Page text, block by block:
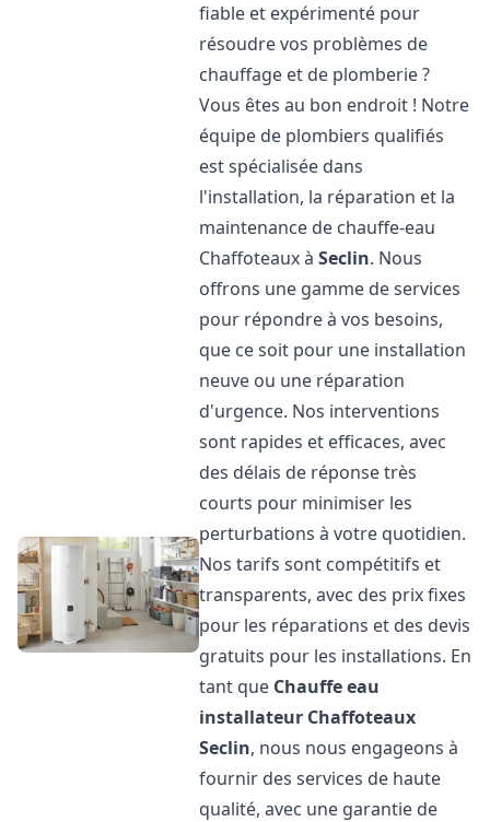
fiable et expérimenté pour
résoudre vos problèmes de
chauffage et de plomberie ?
Vous êtes au bon endroit ! Notre
équipe de plombiers qualifiés
est spécialisée dans
l'installation, la réparation et la
maintenance de chauffe-eau
Chaffoteaux àSeclin. Nous
offrons une gamme de services
pour répondre à vos besoins,
que ce soit pour une installation
neuve ou une réparation
d'urgence. Nos interventions
sont rapides et efficaces, avec
des délais de réponse très
courts pour minimiser les
perturbations à votre quotidien.
Nos tarifs sont compétitifs et
transparents, avec des prix fixes
pour les réparations et des devis
gratuits pour les installations. En
tant que Chauffe eau
installateur Chaffoteaux
Seclin, nous nous engageons à
fournir des services de haute
qualité, avec une garantie de